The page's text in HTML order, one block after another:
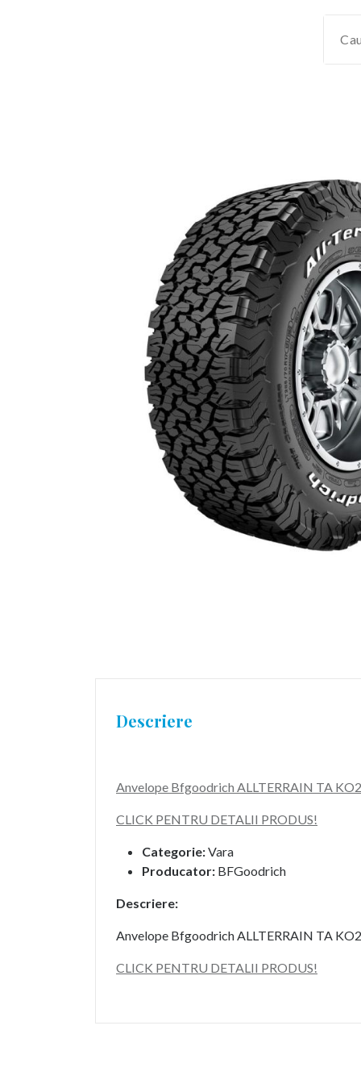
Descriere
Anvelope Bfgoodrich ALLTERRAIN TA
CLICK PENTRU DETALII PRODUS!
Categorie:Vara
Producator: BFGoodrich
Descriere:
Anvelope Bfgoodrich ALLTERRAIN TA
CLICK PENTRU DETALII PRODUS!